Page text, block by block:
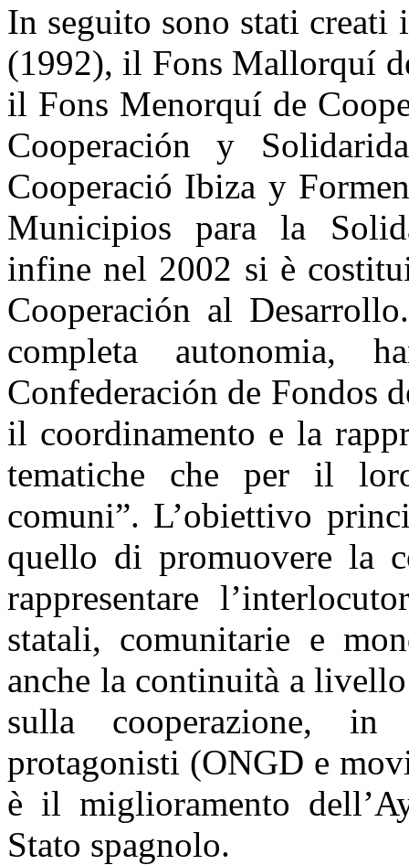
In seguito sono stati creati
(1992), il Fons Mallorquí
il Fons Menorquí de
Cooperación y
Cooperació Ibiza y
Municipios para la
infine nel 2002 si è
Cooperación al
completa autonomia,
Confederación de Fondos
il coordinamento e la
tematiche che per il
comuni”. L’obiettivo
quello di promuovere la
rappresentare
statali, comunitarie e
anche la continuità a
sulla cooperazione,
protagonisti (ONGD e
è il miglioramento
Stato spagnolo.